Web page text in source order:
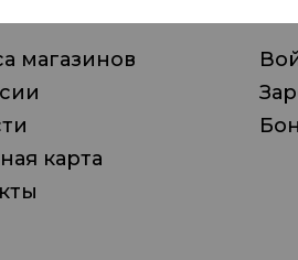
магазинов
карта